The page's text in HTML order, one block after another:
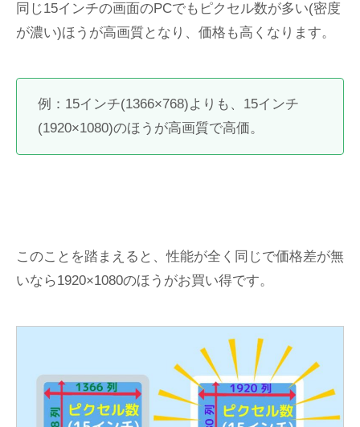
同じ15インチの画面のPCでもピクセル数が多い(密度
が濃い)ほうが高画質となり、価格も高くなります。
例：15インチ(1366×768)よりも、15インチ
(1920×1080)のほうが高画質で高価。
このことを踏まえると、性能が全く同じで価格差が無
いなら1920×1080のほうがお買い得です。